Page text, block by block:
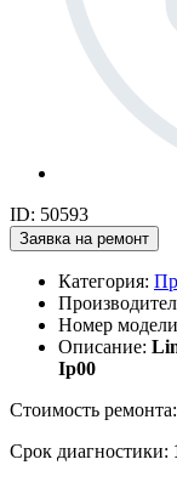
ID: 50593
Заявка на ремонт
Категория:
Номер
Описание:
Ip00
Стоимость ремонта:
Срок диагностики: